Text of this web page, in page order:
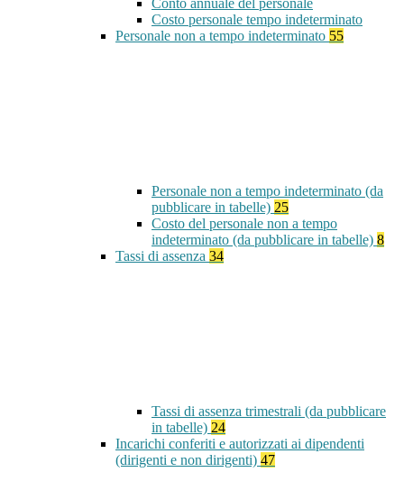
Conto annuale del personale
Costo personale tempo indeterminato
Personale non a tempo indeterminato 55
Personale non a tempo indeterminato (da
pubblicare in tabelle) 25
Costo del personale non a tempo
indeterminato (da pubblicare in tabelle) 8
Tassi di assenza 34
Tassi di assenza trimestrali (da pubblicare
in tabelle) 24
Incarichi conferiti e autorizzati ai dipendenti
(dirigenti e non dirigenti) 47